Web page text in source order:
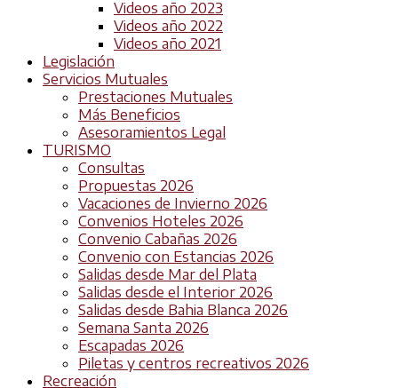
Videos año 2023
Videos año 2022
Videos año 2021
Legislación
Servicios Mutuales
Prestaciones Mutuales
Más Beneficios
Asesoramientos Legal
TURISMO
Consultas
Propuestas 2026
Vacaciones de Invierno 2026
Convenios Hoteles 2026
Convenio Cabañas 2026
Convenio con Estancias 2026
Salidas desde Mar del Plata
Salidas desde el Interior 2026
Salidas desde Bahia Blanca 2026
Semana Santa 2026
Escapadas 2026
Piletas y centros recreativos 2026
Recreación